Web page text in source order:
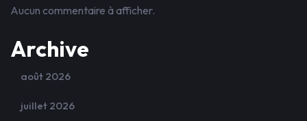
Aucun commentaire à afficher.
Archive
août 2026
juillet 2026